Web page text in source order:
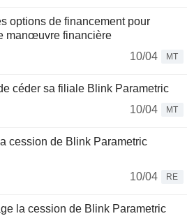
options de financement pour
manœuvre financière
10/04
MT
céder sa filiale Blink Parametric
10/04
MT
cession de Blink Parametric
10/04
RE
la cession de Blink Parametric